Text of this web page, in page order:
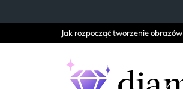
Jak rozpocząć tworzenie obrazów